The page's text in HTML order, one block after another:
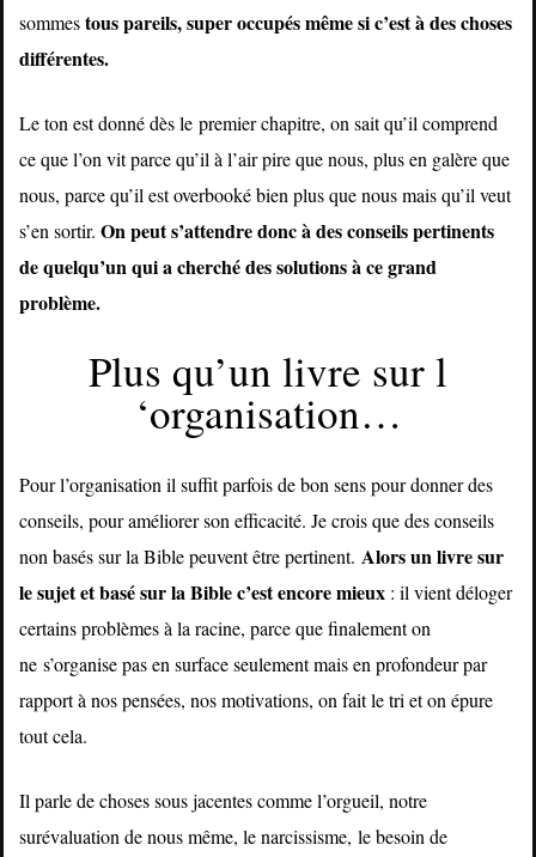
sommestous pareils, super occupés même si c’est à des choses
différentes.
Le ton est donné dès le premier chapitre, on sait qu’il comprend
ce que l’on vit parce qu’il à l’air pire que nous, plus en galère que
nous, parce qu’il est overbooké bien plus que nous mais qu’il veut
s’en sortir.On peut s’attendre donc à des conseils pertinents
de quelqu’un qui a cherché des solutions à ce grand
problème.
Plus qu’un livre sur l
‘organisation…
Pour l’organisation il suffit parfois de bon sens pour donner des
conseils, pour améliorer son efficacité. Je crois que des conseils
non basés sur la Bible peuvent être pertinent. Alors un livre sur
le sujet et basé sur la Bible c’est encore mieux : il vient déloger
certains problèmes à la racine, parce que finalement on
ne s’organise pas en surface seulement mais en profondeur par
rapport à nos pensées, nos motivations, on fait le tri et on épure
tout cela.
Il parle de choses sous jacentes comme l’orgueil, notre
surévaluation de nous même, le narcissisme, le besoin de